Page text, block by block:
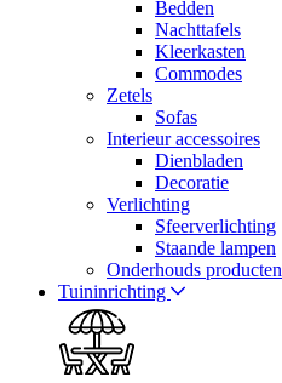
Bedden
Nachttafels
Kleerkasten
Commodes
Zetels
Sofas
Interieur accessoires
Dienbladen
Decoratie
Verlichting
Sfeerverlichting
Staande lampen
Onderhouds producten
Tuininrichting